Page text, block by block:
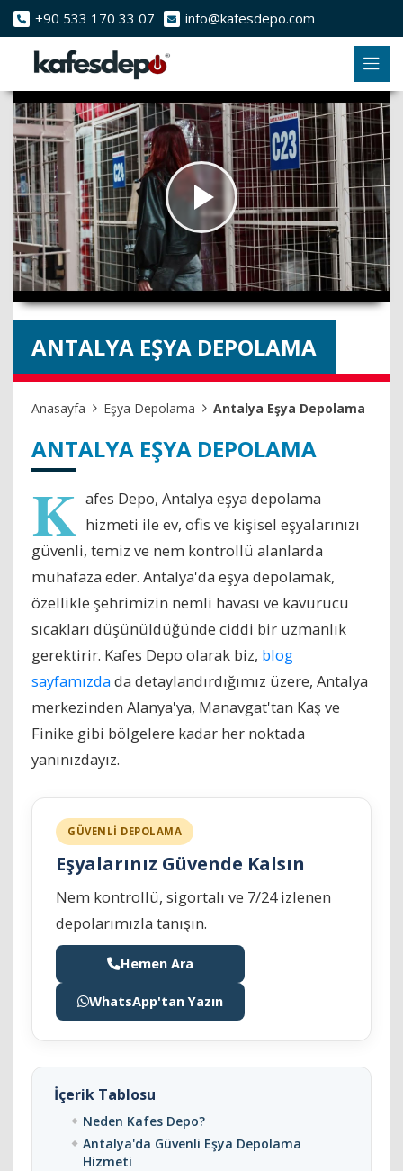
+90 533 170 33 07 info@kafesdepo.com
ANTALYA EŞYA DEPOLAMA
Anasayfa Eşya Depolama Antalya Eşya Depolama
ANTALYA EŞYA DEPOLAMA
K afes Depo, Antalya eşya depolama
hizmeti ile ev, ofis ve kişisel eşyalarınızı
güvenli, temiz ve nem kontrollü alanlarda
muhafaza eder. Antalya'da eşya depolamak,
özellikle şehrimizin nemli havası ve kavurucu
sıcakları düşünüldüğünde ciddi bir uzmanlık
gerektirir. Kafes Depo olarak biz, blog
sayfamızdada detaylandırdığımız üzere, Antalya
merkezinden Alanya'ya, Manavgat'tan Kaş ve
Finike gibi bölgelere kadar her noktada
yanınızdayız.
GÜVENLİ DEPOLAMA
Eşyalarınız Güvende Kalsın
Nem kontrollü, sigortalı ve 7/24 izlenen
depolarımızla tanışın.
Hemen Ara
WhatsApp'tan Yazın
İçerik Tablosu
Neden Kafes Depo?
Antalya'da Güvenli Eşya Depolama
Hizmeti